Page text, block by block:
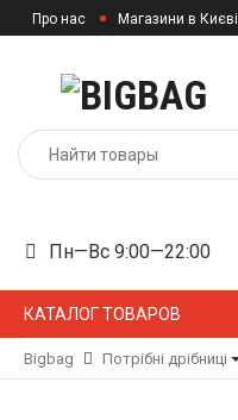
Про нас Магазини в Києві
Пн—Вс 9:00—22:00
КАТАЛОГ ТОВАРОВ
Bigbag Потрібні дрібниці